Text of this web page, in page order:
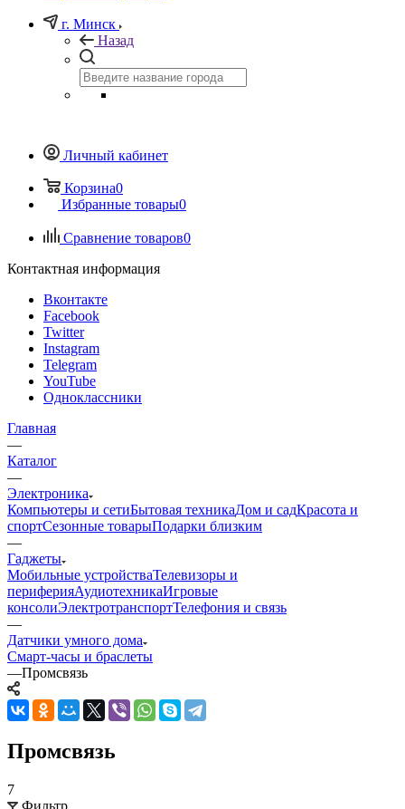
г. Минск
Назад
Личный кабинет
Корзина0
Избранные товары0
Сравнение товаров0
Контактная информация
Вконтакте
Facebook
Twitter
Instagram
Telegram
YouTube
Одноклассники
Главная
—
Каталог
—
Электроника
Компьютеры и сетиБытовая техникаДом и садКрасота и
спортСезонные товарыПодарки близким
—
Гаджеты
Мобильные устройстваТелевизоры и
периферияАудиотехникаИгровые
консолиЭлектротранспортТелефония и связь
—
Датчики умного дома
Смарт-часы и браслеты
—Промсвязь
Промсвязь
7
Фильтр